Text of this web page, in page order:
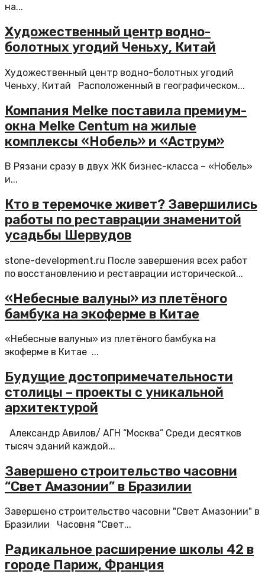
на...
Художественный центр водно-
болотных угодий Ченьху, Китай
Художественный центр водно-болотных угодий
Ченьху, Китай Расположенный в географическом...
Компания Melke поставила премиум-
окна Melke Centum на жилые
комплексы «Нобель» и «Аструм»
В Рязани сразу в двух ЖК бизнес-класса – «Нобель»
и...
Кто в теремочке живет? Завершились
работы по реставрации знаменитой
усадьбы Шервудов
stone-development.ru После завершения всех работ
по восстановлению и реставрации исторической...
«Небесные валуны» из плетёного
бамбука на экоферме в Китае
«Небесные валуны» из плетёного бамбука на
экоферме в Китае ...
Будущие достопримечательности
столицы – проекты с уникальной
архитектурой
Александр Авилов/ АГН “Москва” Среди десятков
тысяч зданий каждой...
Завершено строительство часовни
“Свет Амазонии” в Бразилии
Завершено строительство часовни "Свет Амазонии" в
Бразилии Часовня "Свет...
Радикальное расширение школы 42 в
городе Париж, Франция